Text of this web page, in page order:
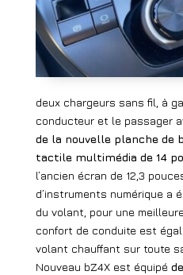
deux chargeurs sans fil, à
conducteur et le passager
de la nouvelle planche de
tactile multimédia de 14
l’ancien écran de 12,3
d’instruments numérique a
du volant, pour une
confort de conduite est
volant chauffant sur toute
Nouveau bZ4X est équipé